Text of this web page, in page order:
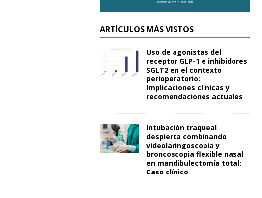
ARTÍCULOS MÁS VISTOS
Uso de agonistas del
receptor GLP-1 e inhibidores
SGLT2 en el contexto
perioperatorio:
Implicaciones clínicas y
recomendaciones actuales
Intubación traqueal
despierta combinando
videolaringoscopia y
broncoscopia flexible nasal
en mandibulectomía total:
Caso clínico